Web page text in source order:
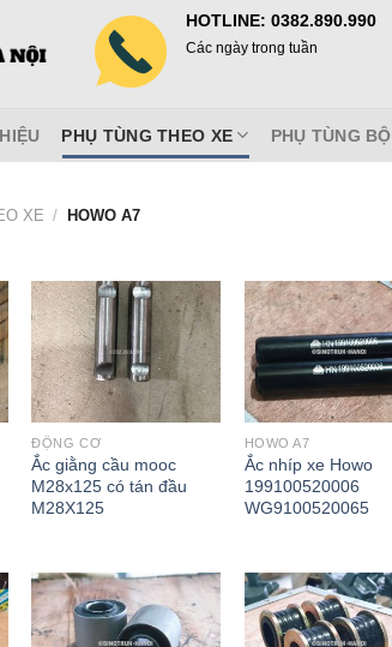
HOTLINE: 0382.890.990
Các ngày trong tuần
PHỤ TÙNG THEO XE PHỤ TÙNG
XE / HOWO A7
ĐỘNG CƠ
Ắc giằng cầu mooc
M28x125 có tán đầu
M28X125
HOWO A7
Ắc nhíp xe Howo
199100520006
WG9100520065